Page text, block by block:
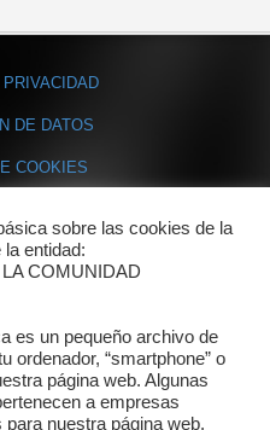
DE DATOS
COOKIES
contacto
sobre las cookies de la
entidad:
COMUNIDAD
es un pequeño archivo de
ordenador, “smartphone” o
página web. Algunas
a empresas
nuestra página web.